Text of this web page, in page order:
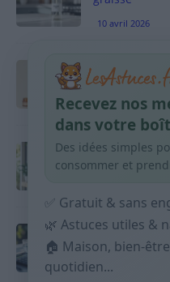
10 avril 2026
Taches
habitudes qui
9 avril 2026
Produits
courses sans
Budget
répartir son
9 avril 2026
Recevez nos
dans votre
Des idées simples
consommer et
✅ Gratuit & sans
🌿 Astuces utiles &
🏠 Maison, bien-
quotidien...